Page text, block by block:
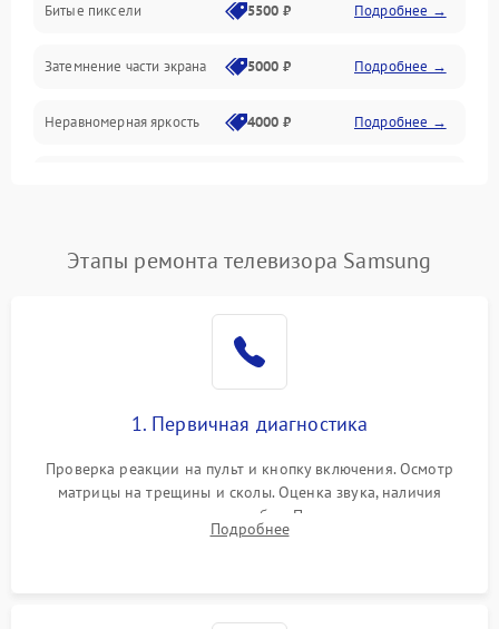
Механические повреждения
Программное обеспечение
Сеть и подключения
Битые пиксели 5500 ₽ Подробнее →
Затемнение части экрана 5000 ₽ Подробнее →
Неравномерная яркость 4000 ₽ Подробнее →
Этапы ремонта телевизора Samsung
1. Первичная диагностика
Проверка реакции на пульт и кнопку включения. Осмотр
матрицы на трещины и сколы. Оценка звука, наличия
подсветки и индикаторов ошибок. Подключение тестовых
источников сигнала для выявления симптомов поломки.
Подробнее